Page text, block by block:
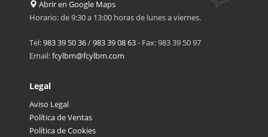
Abrir en Google Maps
Horario: de 9:30 a 13:00 horas de lunes a viernes.
Tel:983 39 50 36/983 39 08 63- Fax: 983 39 50 97
Email:fcylbm@fcylbm.com
Legal
Aviso Legal
Política de Ventas
Política de Cookies